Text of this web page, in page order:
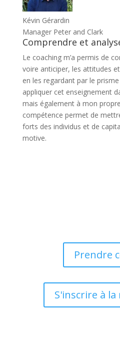
Kévin Gérardin
Manager Peter and Clark
Comprendre et
Le coaching m’a permis de
voire anticiper, les attitudes
en les regardant par le prisme
appliquer cet enseignement
mais également à mon
compétence permet de
forts des individus et de
motive.
Prendre
S'inscrire à